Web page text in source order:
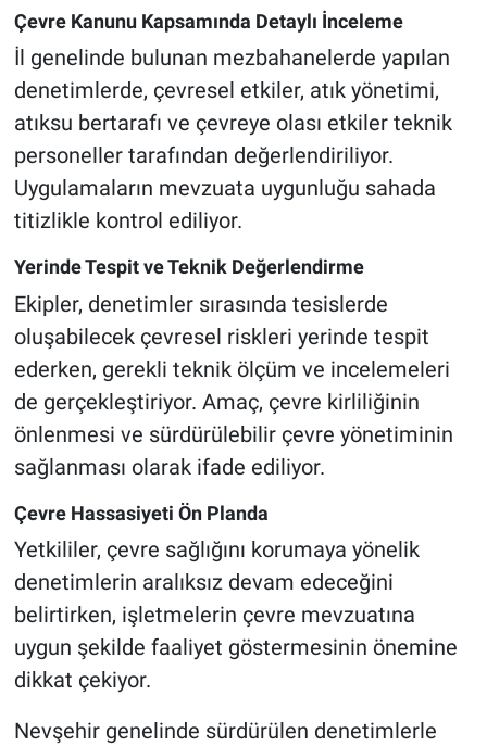
Çevre Kanunu Kapsamında Detaylı İnceleme
İl genelinde bulunan mezbahanelerde yapılan
denetimlerde, çevresel etkiler, atık yönetimi,
atıksu bertarafı ve çevreye olası etkiler teknik
personeller tarafından değerlendiriliyor.
Uygulamaların mevzuata uygunluğu sahada
titizlikle kontrol ediliyor.
Yerinde Tespit ve Teknik Değerlendirme
Ekipler, denetimler sırasında tesislerde
oluşabilecek çevresel riskleri yerinde tespit
ederken, gerekli teknik ölçüm ve incelemeleri
de gerçekleştiriyor. Amaç, çevre kirliliğinin
önlenmesi ve sürdürülebilir çevre yönetiminin
sağlanması olarak ifade ediliyor.
Çevre Hassasiyeti Ön Planda
Yetkililer, çevre sağlığını korumaya yönelik
denetimlerin aralıksız devam edeceğini
belirtirken, işletmelerin çevre mevzuatına
uygun şekilde faaliyet göstermesinin önemine
dikkat çekiyor.
Nevşehir genelinde sürdürülen denetimlerle
Genel
Asayiş
Kültür - Sanat
Politika
Magazin
Çevre
Haberde İnsan